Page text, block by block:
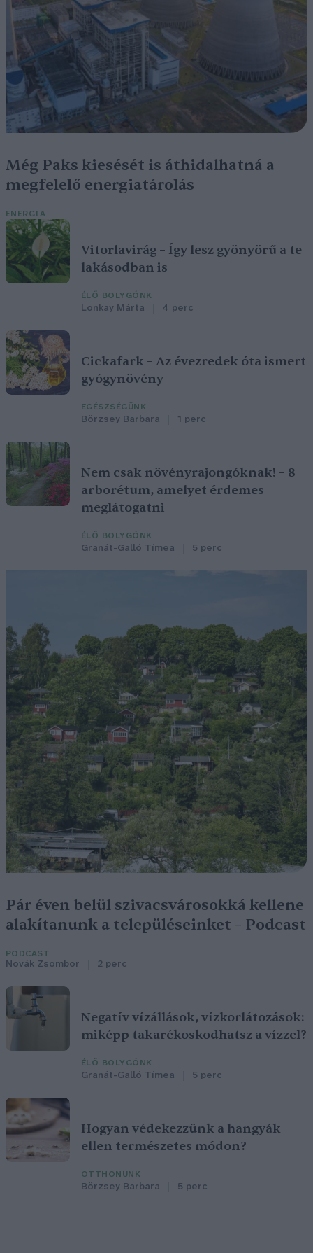
Még Paks kiesését is áthidalhatná a
megfelelő energiatárolás
ENERGIA
Vitorlavirág – Így lesz gyönyörű a te
lakásodban is
ÉLŐ BOLYGÓNK
Lonkay Márta 4 perc
Cickafark – Az évezredek óta ismert
gyógynövény
EGÉSZSÉGÜNK
Börzsey Barbara 1 perc
Nem csak növényrajongóknak! – 8
arborétum, amelyet érdemes
meglátogatni
ÉLŐ BOLYGÓNK
Granát-Galló Tímea 5 perc
Pár éven belül szivacsvárosokká kellene
alakítanunk a településeinket – Podcast
PODCAST
Novák Zsombor 2 perc
Negatív vízállások, vízkorlátozások:
miképp takarékoskodhatsz a vízzel?
ÉLŐ BOLYGÓNK
Granát-Galló Tímea 5 perc
Hogyan védekezzünk a hangyák
ellen természetes módon?
OTTHONUNK
Börzsey Barbara 5 perc